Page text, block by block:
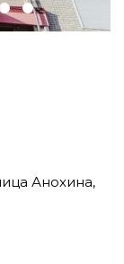
Анохина,